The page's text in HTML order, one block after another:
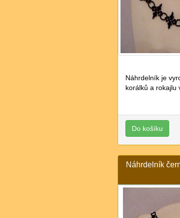
Náhrdelník je
korálků a rokajlu
Náhrdelník